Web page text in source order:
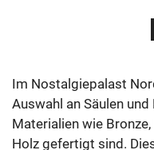
Im Nostalgiepalast
Auswahl an Säulen
Materialien wie
Holz gefertigt sind.